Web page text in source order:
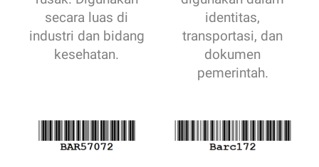
secara luas di
industri dan bidang
kesehatan.
identitas,
transportasi, dan
dokumen
pemerintah.